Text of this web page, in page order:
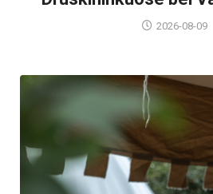
2026-08-09